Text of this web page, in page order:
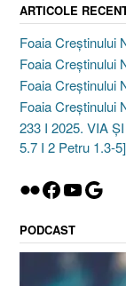
ARTICOLE
Foaia Creștinului
Foaia Creștinului
Foaia Creștinului
Foaia Creștinului
233 I 2025. VIA
5.7 I 2 Petru 1.3-
Flickr
Facebook
PODCAST